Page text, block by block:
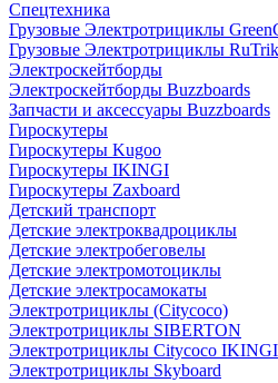
Спецтехника
Грузовые Электротрициклы
Грузовые Электротрициклы
Электроскейтборды
Электроскейтборды Buzzboards
Запчасти и аксессуары Buzzboards
Гироскутеры
Гироскутеры Kugoo
Гироскутеры IKINGI
Гироскутеры Zaxboard
Детский транспорт
Детские электроквадроциклы
Детские электробеговелы
Детские электромотоциклы
Детские электросамокаты
Электротрициклы (Citycoco)
Электротрициклы SIBERTON
Электротрициклы Citycoco IKINGI
Электротрициклы Skyboard